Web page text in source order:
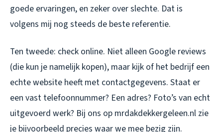
goede ervaringen, en zeker over slechte. Dat is
volgens mij nog steeds de beste referentie.
Ten tweede: check online. Niet alleen Google reviews
(die kun je namelijk kopen), maar kijk of het bedrijf een
echte website heeft met contactgegevens. Staat er
een vast telefoonnummer? Een adres? Foto’s van echt
uitgevoerd werk? Bij ons op mrdakdekkergeleen.nl zie
je bijvoorbeeld precies waar we mee bezig zijn.